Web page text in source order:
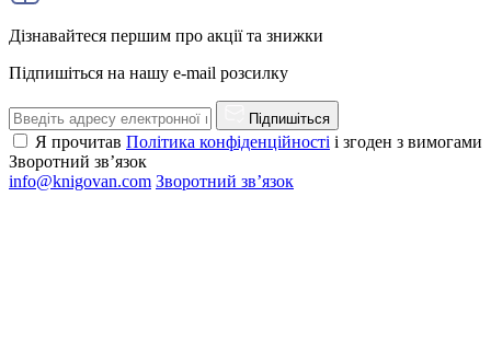
Дізнавайтеся першим про акції та знижки
Підпишіться на нашу e-mail розсилку
Підпишіться
Я прочитав Політика конфіденційності і згоден з вимогами
Зворотний зв’язок
info@knigovan.com Зворотний зв’язок